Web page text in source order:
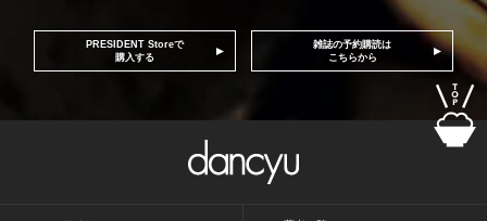
PRESIDENT Storeで
購入する
雑誌の予約購読は
こちらから